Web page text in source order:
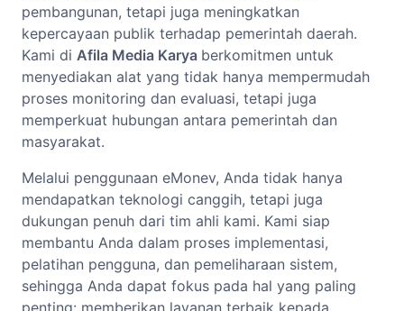
pembangunan, tetapi juga meningkatkan
kepercayaan publik terhadap pemerintah daerah.
Kami di Afila Media Karya berkomitmen untuk
menyediakan alat yang tidak hanya mempermudah
proses monitoring dan evaluasi, tetapi juga
memperkuat hubungan antara pemerintah dan
masyarakat.
Melalui penggunaan eMonev, Anda tidak hanya
mendapatkan teknologi canggih, tetapi juga
dukungan penuh dari tim ahli kami. Kami siap
membantu Anda dalam proses implementasi,
pelatihan pengguna, dan pemeliharaan sistem,
sehingga Anda dapat fokus pada hal yang paling
penting: memberikan layanan terbaik kepada